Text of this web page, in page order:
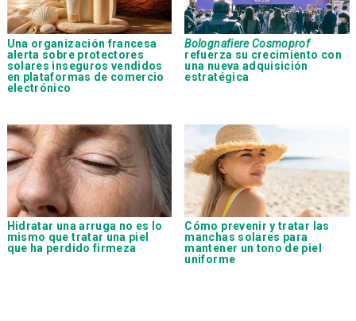
Una organización francesa
alerta sobre protectores
solares inseguros vendidos
en plataformas de comercio
electrónico
Bolognafiere Cosmoprof
refuerza su crecimiento con
una nueva adquisición
estratégica
Hidratar una arruga no es lo
mismo que tratar una piel
que ha perdido firmeza
Cómo prevenir y tratar las
manchas solares para
mantener un tono de piel
uniforme